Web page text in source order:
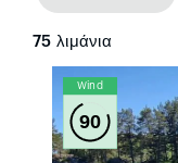
75 λιμάνια
Wind
90